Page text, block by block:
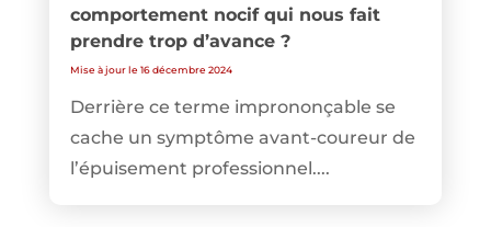
comportement nocif qui nous fait
prendre trop d’avance ?
Mise à jour le 16 décembre 2024
Derrière ce terme imprononçable se
cache un symptôme avant-coureur de
l’épuisement professionnel....